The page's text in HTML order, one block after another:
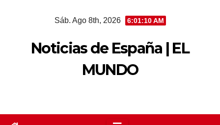
Sáb. Ago 8th, 2026 6:01:11 AM
Noticias de España | EL
MUNDO